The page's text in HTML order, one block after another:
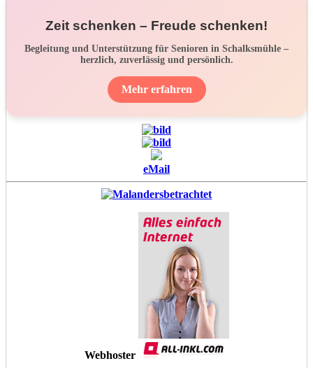
Zeit schenken – Freude schenken!
Begleitung und Unterstützung für Senioren in Schalksmühle –
herzlich, zuverlässig und persönlich.
Mehr erfahren
eMail
Webhoster